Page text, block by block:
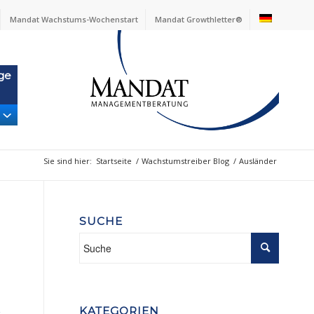
Mandat Wachstums-Wochenstart Mandat Growthletter®
Sie sind hier: Startseite / Wachstumstreiber Blog / Ausländer
SUCHE
KATEGORIEN